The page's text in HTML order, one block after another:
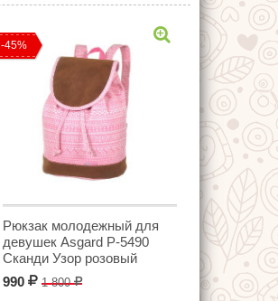
-45%
Рюкзак молодежный для
девушек Asgard Р-5490
Сканди Узор розовый
990 Р 1 800Р